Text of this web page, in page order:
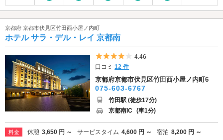
京都府 京都市伏見区竹田西小屋ノ内町
ホテル サラ・デル・レイ 京都南
5つ星のうち4
4.46
口コミ12 件
京都府京都市伏見区竹田西小屋ノ内町6
075-603-6767
竹田駅 (徒歩17分)
京都南IC (車1分)
料金 休憩 3,650 円 ～ サービスタイム 4,600 円 ～ 宿泊 8,200 円 ～